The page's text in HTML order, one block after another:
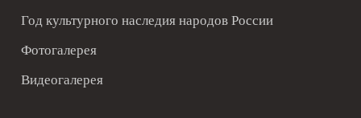
Год культурного наследия народов России
Фотогалерея
Видеогалерея